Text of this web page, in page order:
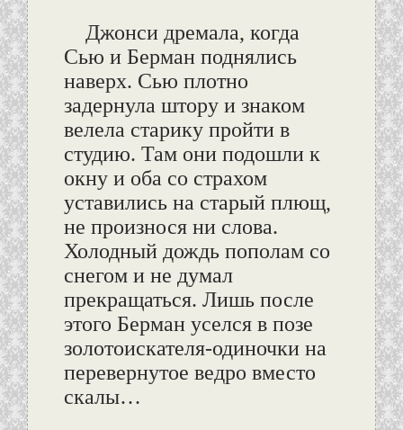
Джонси дремала, когда
Сью и Берман поднялись
наверх. Сью плотно
задернула штору и знаком
велела старику пройти в
студию. Там они подошли к
окну и оба со страхом
уставились на старый плющ,
не произнося ни слова.
Холодный дождь пополам со
снегом и не думал
прекращаться. Лишь после
этого Берман уселся в позе
золотоискателя-одиночки на
перевернутое ведро вместо
скалы…